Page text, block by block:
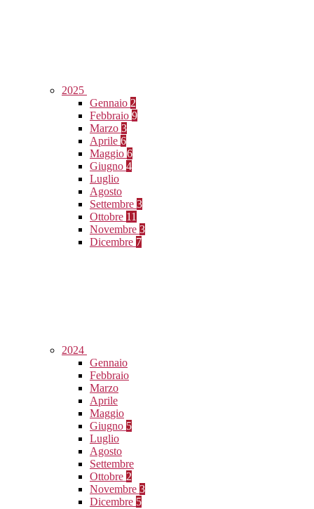
2025
Gennaio 2
Febbraio 9
Marzo 3
Aprile 6
Maggio 6
Giugno 4
Luglio
Agosto
Settembre 3
Ottobre 11
Novembre 3
Dicembre 7
2024
Gennaio
Febbraio
Marzo
Aprile
Maggio
Giugno 5
Luglio
Agosto
Settembre
Ottobre 2
Novembre 3
Dicembre 5